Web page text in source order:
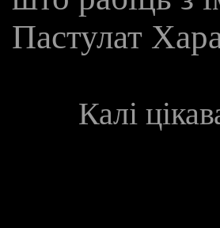
Пастулат
Калі